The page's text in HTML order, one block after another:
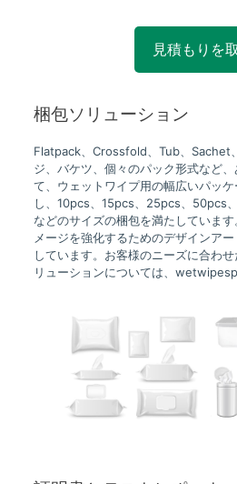
見積もりを
梱包ソリューション
Flatpack、Crossfold、Tub、Sachet
ジ、バケツ、個々のパック形式など
て、ウェットワイプ用の幅広いパッ
し、10pcs、15pcs、25pcs、50pcs
などのサイズの梱包を満たしていま
メージを強化するためのデザインア
しています。お客様のニーズに合わ
リューションについては、